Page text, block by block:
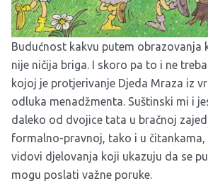
Budućnost kakvu putem obrazovanja
nije ničija briga. I skoro pa to i ne
kojoj je protjerivanje Djeda Mraza iz
odluka menadžmenta. Suštinski mi i
daleko od dvojice tata u bračnoj
formalno-pravnoj, tako i u čitankama,
vidovi djelovanja koji ukazuju da se
mogu poslati važne poruke.